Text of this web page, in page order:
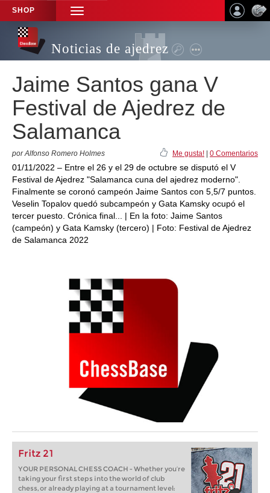
SHOP
TOGGLE
NAVIGATION
Noticias de ajedrez
Jaime Santos gana V
Festival de Ajedrez de
Salamanca
por Alfonso Romero Holmes Me gusta! 0 Comentarios
01/11/2022 – Entre el 26 y el 29 de octubre se disputó el V
Festival de Ajedrez "Salamanca cuna del ajedrez moderno".
Finalmente se coronó campeón Jaime Santos con 5,5/7 puntos.
Veselin Topalov quedó subcampeón y Gata Kamsky ocupó el
tercer puesto. Crónica final... | En la foto: Jaime Santos
(campeón) y Gata Kamsky (tercero) | Foto: Festival de Ajedrez
de Salamanca 2022
Fritz 21
YOUR PERSONAL CHESS COACH - Whether you’re
taking your first steps into the world of club
chess, or already playing at a tournament level: